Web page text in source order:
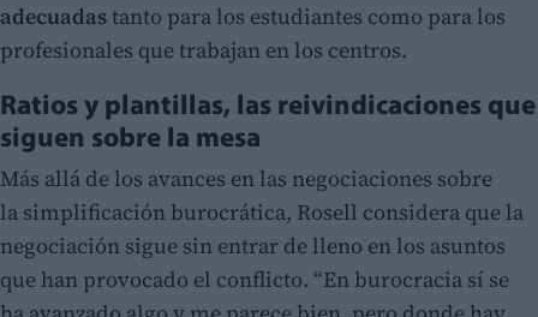
adecuadastanto para los estudiantes como para los
profesionales que trabajan en los centros.
Ratios y plantillas, las reivindicaciones que
siguen sobre la mesa
Más allá de los avances en las negociaciones sobre
la simplificación burocrática, Rosell considera que la
negociación sigue sin entrar de lleno en los asuntos
que han provocado el conflicto. “En burocracia sí se